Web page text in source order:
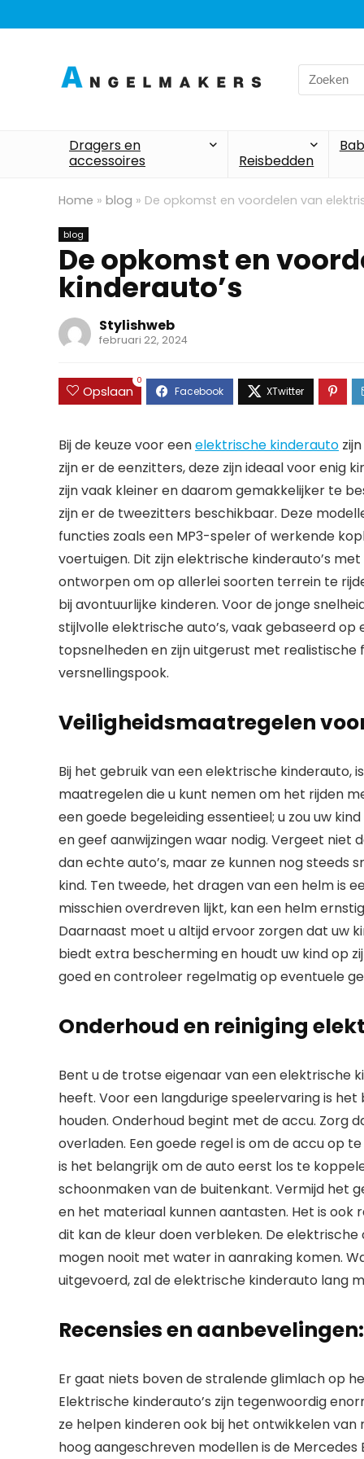
Search
for:
Dragers en
accessoires
Reisbedden
Home » blog » De opkomst en voordelen van
blog
De opkomst en
kinderauto’s
Stylishweb
februari 22, 2024
Opslaan
0
Bij de keuze voor eenelektrische kinderauto
zijn er de eenzitters, deze zijn ideaal voor enig
zijn vaak kleiner en daarom gemakkelijker te
zijn er de tweezitters beschikbaar. Deze
functies zoals een MP3-speler of werkende
voertuigen. Dit zijn elektrische kinderauto’s
ontworpen om op allerlei soorten terrein te
bij avontuurlijke kinderen. Voor de jonge
stijlvolle elektrische auto’s, vaak gebaseerd
topsnelheden en zijn uitgerust met
versnellingspook.
Veiligheidsmaatregelen
Bij het gebruik van een elektrische kinderauto,
maatregelen die u kunt nemen om het rijden
een goede begeleiding essentieel; u zou uw
en geef aanwijzingen waar nodig. Vergeet niet
dan echte auto’s, maar ze kunnen nog steeds
kind. Ten tweede, het dragen van een helm is
misschien overdreven lijkt, kan een helm
Daarnaast moet u altijd ervoor zorgen dat uw
biedt extra bescherming en houdt uw kind op
goed en controleer regelmatig op eventuele
Onderhoud en reiniging
Bent u de trotse eigenaar van een elektrische
heeft. Voor een langdurige speelervaring is
houden. Onderhoud begint met de accu. Zorg
overladen. Een goede regel is om de accu op
is het belangrijk om de auto eerst los te
schoonmaken van de buitenkant. Vermijd het
en het materiaal kunnen aantasten. Het is
dit kan de kleur doen verbleken. De
mogen nooit met water in aanraking komen.
uitgevoerd, zal de elektrische kinderauto lang
Recensies en
Er gaat niets boven de stralende glimlach op
Elektrische kinderauto’s zijn tegenwoordig
ze helpen kinderen ook bij het ontwikkelen
hoog aangeschreven modellen is de